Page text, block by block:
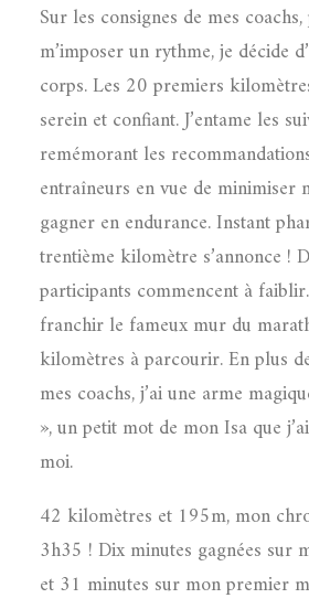
Sur les consignes de mes
m’imposer un rythme, je décide
corps. Les 20 premiers
serein et confiant. J’entame les
remémorant les
entraîneurs en vue de minimiser
gagner en endurance. Instant
trentième kilomètre s’annonce !
participants commencent à
franchir le fameux mur du
kilomètres à parcourir. En plus
mes coachs, j’ai une arme
», un petit mot de mon Isa que
moi.
42 kilomètres et 195m, mon
3h35 ! Dix minutes gagnées sur
et 31 minutes sur mon premier